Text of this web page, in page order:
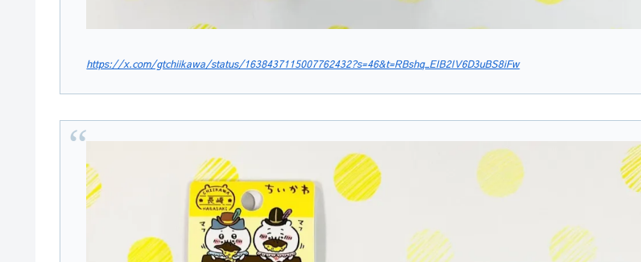
https://x.com/gtchiikawa/status/1638437115007762432?s=46&t=RBshq_EIB2IV6D3uBS8iFw